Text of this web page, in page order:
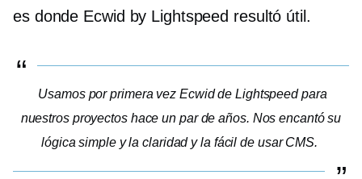
es donde Ecwid by Lightspeed resultó útil.
Usamos por primera vez Ecwid de Lightspeed para
nuestros proyectos hace un par de años. Nos encantó su
lógica simple y la claridad y la fácil de usarCMS.